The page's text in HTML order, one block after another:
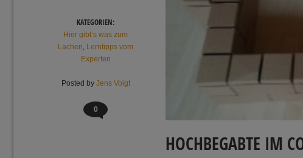
KATEGORIEN:
Hier gibt’s was zum
Lachen, Lerntipps vom
Experten
HOCHBEGABTE IM
Posted by Jens Voigt
0